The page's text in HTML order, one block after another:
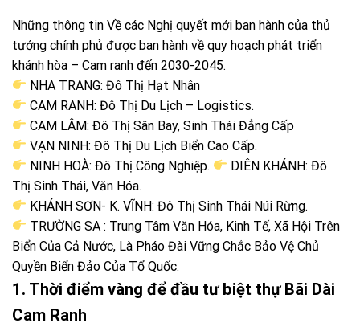
Những thông tin Về các Nghị quyết mới ban hành của thủ
tướng chính phủ được ban hành về quy hoạch phát triển
khánh hòa – Cam ranh đến 2030-2045.
NHA TRANG: Đô Thị Hạt Nhân
CAM RANH: Đô Thị Du Lịch – Logistics.
CAM LÂM: Đô Thị Sân Bay, Sinh Thái Đẳng Cấp
VẠN NINH: Đô Thị Du Lịch Biển Cao Cấp.
NINH HOÀ: Đô Thị Công Nghiệp.
DIÊN KHÁNH: Đô
Thị Sinh Thái, Văn Hóa.
KHÁNH SƠN- K. VĨNH: Đô Thị Sinh Thái Núi Rừng.
TRƯỜNG SA : Trung Tâm Văn Hóa, Kinh Tế, Xã Hội Trên
Biển Của Cả Nước, Là Pháo Đài Vững Chắc Bảo Vệ Chủ
Quyền Biển Đảo Của Tổ Quốc.
1. Thời điểm vàng để đầu tư biệt thự Bãi Dài
Cam Ranh